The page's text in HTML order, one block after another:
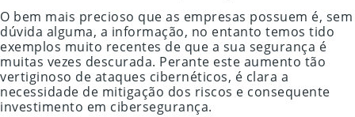
O bem mais precioso que as empresas possuem é, sem
dúvida alguma, a informação, no entanto temos tido
exemplos muito recentes de que a sua segurança é
muitas vezes descurada. Perante este aumento tão
vertiginoso de ataques cibernéticos, é clara a
necessidade de mitigação dos riscos e consequente
investimento em cibersegurança.